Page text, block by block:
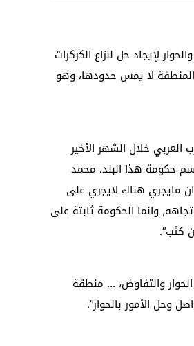
لإيجاد حل لنزاع الكركرات
لا يمس حدودها، وهو
خلال الشهر الأخير
حكومة هذا البلد، محمد
مايجري هناك لايجري على
وانما الحكومة ثابتة على
كثب”.
والتفاوض، … منطقة
وحل الأمور بالحوار”.